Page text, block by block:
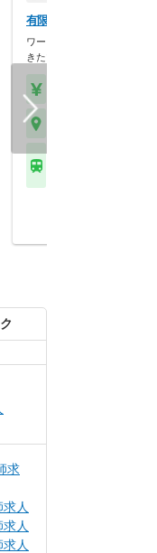
有限会社サンルック サ
ワークライフバランスを保
きたい方必見！希望に…
求
人
人
人